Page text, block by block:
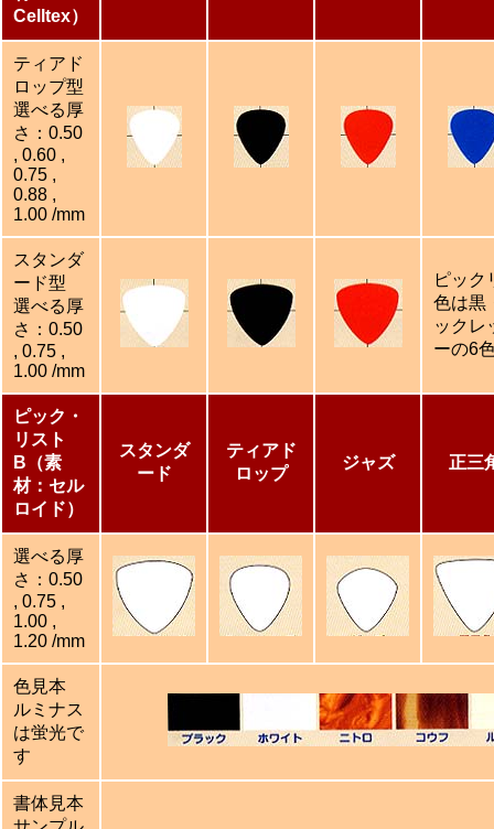
Celltex）
ティアド
ロップ型
選べる厚
さ：0.50
, 0.60 ,
0.75 ,
0.88 ,
1.00 /mm
スタンダ
ード型
選べる厚
さ：0.50
, 0.75 ,
1.00 /mm
ピック
色は黒
ックレ
ーの6
ピック・
リスト
B（素
材：セル
ロイド）
スタンダ
ード
ティアド
ロップ
ジャズ 正三
選べる厚
さ：0.50
, 0.75 ,
1.00 ,
1.20 /mm
色見本
ルミナス
は蛍光で
す
書体見本